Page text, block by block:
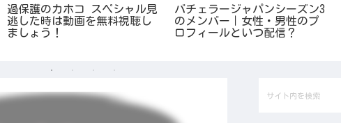
過保護のカホコ スペシャル見
逃した時は動画を無料視聴し
ましょう！
バチェラージャパンシーズン3
のメンバー｜女性・男性のプ
ロフィールといつ配信？